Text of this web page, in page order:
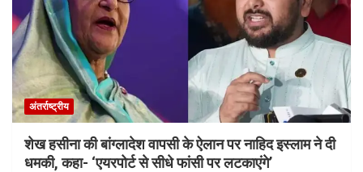
अंतर्राष्ट्रीय
शेख हसीना की बांग्लादेश वापसी के ऐलान पर नाहिद इस्लाम ने दी
धमकी, कहा- ‘एयरपोर्ट से सीधे फांसी पर लटकाएंगे’